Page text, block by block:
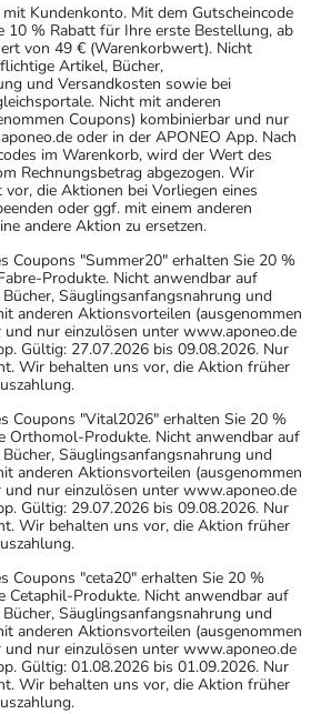
Kundenkonto. Mit dem Gutscheincode
10 % Rabatt für Ihre erste Bestellung, ab
von 49 € (Warenkorbwert). Nicht
Artikel, Bücher,
und Versandkosten sowie bei
Nicht mit anderen
Coupons) kombinierbar und nur
oder in der APONEO App. Nach
im Warenkorb, wird der Wert des
Rechnungsbetrag abgezogen. Wir
die Aktionen bei Vorliegen eines
oder ggf. mit einem anderen
andere Aktion zu ersetzen.
Coupons "Summer20" erhalten Sie 20 %
Produkte. Nicht anwendbar auf
Säuglingsanfangsnahrung und
anderen Aktionsvorteilen (ausgenommen
und nur einzulösen unter www.aponeo.de
Gültig: 27.07.2026 bis 09.08.2026. Nur
Wir behalten uns vor, die Aktion früher
Coupons "Vital2026" erhalten Sie 20 %
Orthomol-Produkte. Nicht anwendbar auf
Säuglingsanfangsnahrung und
anderen Aktionsvorteilen (ausgenommen
und nur einzulösen unter www.aponeo.de
Gültig: 29.07.2026 bis 09.08.2026. Nur
Wir behalten uns vor, die Aktion früher
Coupons "ceta20" erhalten Sie 20 %
Cetaphil-Produkte. Nicht anwendbar auf
Säuglingsanfangsnahrung und
anderen Aktionsvorteilen (ausgenommen
und nur einzulösen unter www.aponeo.de
Gültig: 01.08.2026 bis 01.09.2026. Nur
Wir behalten uns vor, die Aktion früher